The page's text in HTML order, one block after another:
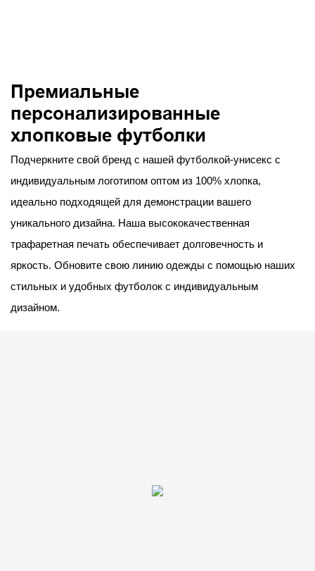
Премиальные
персонализированные
хлопковые футболки
Подчеркните свой бренд с нашей футболкой-унисекс с
индивидуальным логотипом оптом из 100% хлопка,
идеально подходящей для демонстрации вашего
уникального дизайна. Наша высококачественная
трафаретная печать обеспечивает долговечность и
яркость. Обновите свою линию одежды с помощью наших
стильных и удобных футболок с индивидуальным
дизайном.